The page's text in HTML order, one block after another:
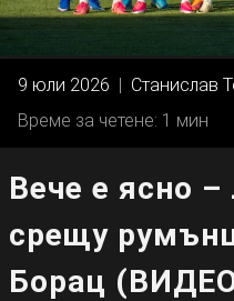
9 юли 2026 | Станислав
Време за четене: 1 мин
Вече е ясно
срещу
Борац